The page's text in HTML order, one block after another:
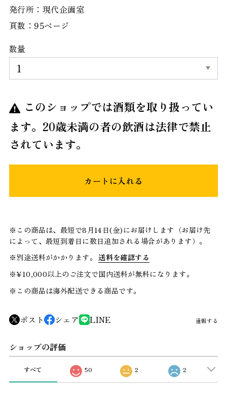
発行所：現代企画室
頁数：95ページ
数量
このショップでは酒類を取り扱ってい
ます。20歳未満の者の飲酒は法律で禁止
されています。
カートに入れる
※この商品は、最短で8月14日(金)にお届けします（お届け先
によって、最短到着日に数日追加される場合があります）。
※別途送料がかかります。 送料を確認する
※¥10,000以上のご注文で国内送料が無料になります。
※この商品は海外配送できる商品です。
ポスト シェア LINE 通報する
ショップの評価
すべて 50 2 2